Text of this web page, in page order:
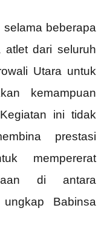
beberapa
atlet dari seluruh
Utara untuk
kemampuan
ini tidak
prestasi
mempererat
di antara
Babinsa